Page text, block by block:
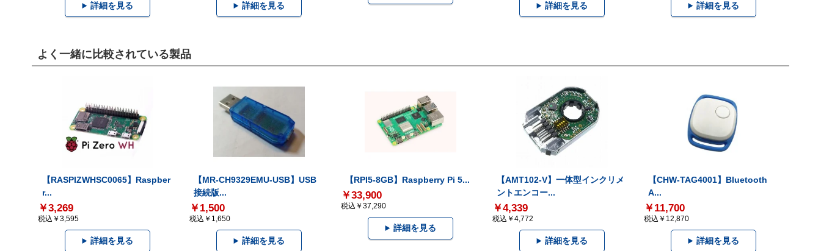
詳細を見る 詳細を見る 詳細を見る 詳細を見る
よく一緒に比較されている製品
【RASPIZWHSC0065】Raspber
r...
￥3,269
税込￥3,595
詳細を見る
【MR-CH9329EMU-USB】USB
接続版...
￥1,500
税込￥1,650
詳細を見る
【RPI5-8GB】Raspberry Pi 5...
￥33,900
税込￥37,290
詳細を見る
【AMT102-V】一体型インクリメ
ントエンコー...
￥4,339
税込￥4,772
詳細を見る
【CHW-TAG4001】Bluetooth
A...
￥11,700
税込￥12,870
詳細を見る